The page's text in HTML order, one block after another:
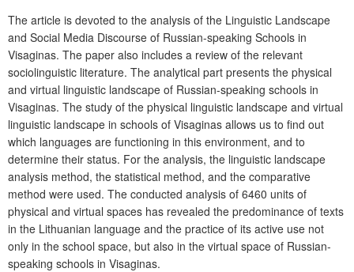
The article is devoted to the analysis of the Linguistic Landscape
and Social Media Discourse of Russian-speaking Schools in
Visaginas. The paper also includes a review of the relevant
sociolinguistic literature. The analytical part presents the physical
and virtual linguistic landscape of Russian-speaking schools in
Visaginas. The study of the physical linguistic landscape and virtual
linguistic landscape in schools of Visaginas allows us to find out
which languages are functioning in this environment, and to
determine their status. For the analysis, the linguistic landscape
analysis method, the statistical method, and the comparative
method were used. The conducted analysis of 6460 units of
physical and virtual spaces has revealed the predominance of texts
in the Lithuanian language and the practice of its active use not
only in the school space, but also in the virtual space of Russian-
speaking schools in Visaginas.